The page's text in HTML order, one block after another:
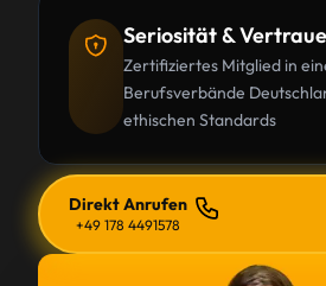
Seriosität &
Zertifiziertes Mitglied in
Berufsverbände
ethischen Standards
Direkt Anrufen
+49 178 4491578